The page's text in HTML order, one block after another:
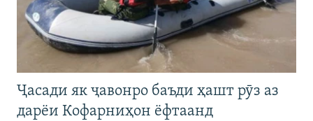
Ҷасади як ҷавонро баъди ҳашт рӯз аз
дарёи Кофарниҳон ёфтаанд